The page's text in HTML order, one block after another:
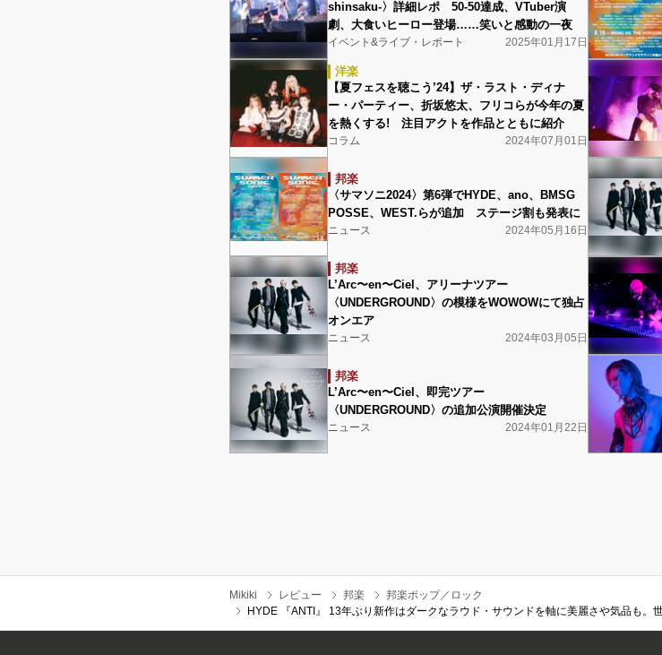
shinsaku-〉詳細レポ 50-50達成、VTuber演
劇、大食いヒーロー登場……笑いと感動の一夜
イベント&ライブ・レポート 2025年01月17日
洋楽
【夏フェスを聴こう’24】ザ・ラスト・ディナ
ー・パーティー、折坂悠太、フリコらが今年の夏
を熱くする! 注目アクトを作品とともに紹介
コラム 2024年07月01日
邦楽
〈サマソニ2024〉第6弾でHYDE、ano、BMSG
POSSE、WEST.らが追加 ステージ割も発表に
ニュース 2024年05月16日
邦楽
L’Arc〜en〜Ciel、アリーナツアー
〈UNDERGROUND〉の模様をWOWOWにて独占
オンエア
ニュース 2024年03月05日
邦楽
L’Arc〜en〜Ciel、即完ツアー
〈UNDERGROUND〉の追加公演開催決定
ニュース 2024年01月22日
Mikiki レビュー 邦楽
邦楽ポップ／ロック
HYDE 『ANTI』 13年ぶり新作はダークなラウド・サウンドを軸に美麗さや気品も。